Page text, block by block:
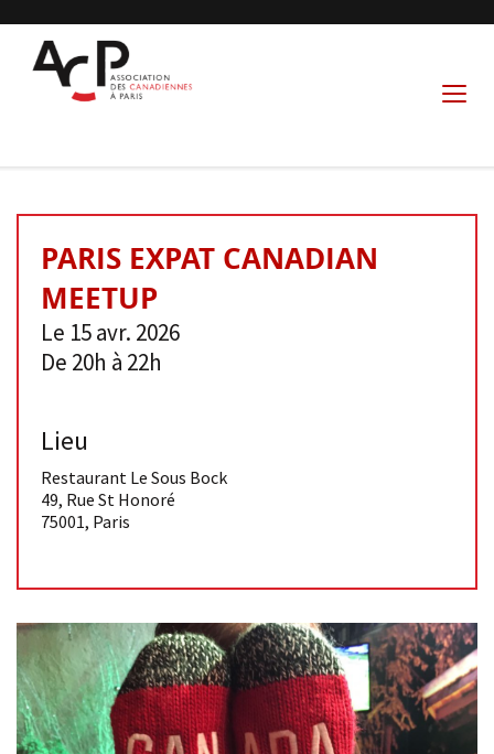
PARIS EXPAT CANADIAN
MEETUP
Le 15 avr. 2026
De 20h à 22h
Lieu
Restaurant Le Sous Bock
49, Rue St Honoré
75001, Paris